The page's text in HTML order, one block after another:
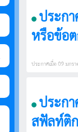
ประก
หรือข้อ
พ.ศ.
ประกาศเมื่อ 09 มกร
ประกาศเทศบาลต
สฟัลท์ติ